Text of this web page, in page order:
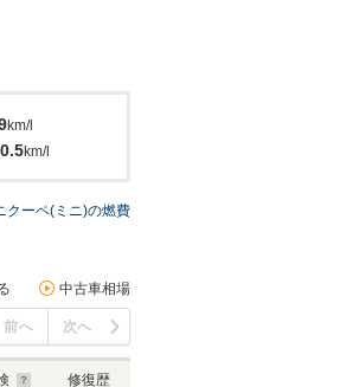
km/l
km/l
クーペ(ミニ)の燃費
中古車相場
前へ 次へ
修復歴